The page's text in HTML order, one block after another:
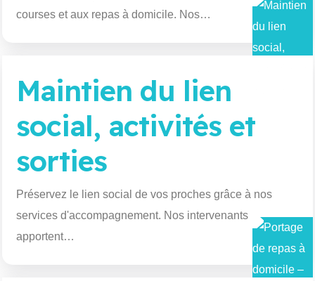
courses et aux repas à domicile. Nos…
Maintien du lien
social, activités et
sorties
Préservez le lien social de vos proches grâce à nos
services d'accompagnement. Nos intervenants
apportent…